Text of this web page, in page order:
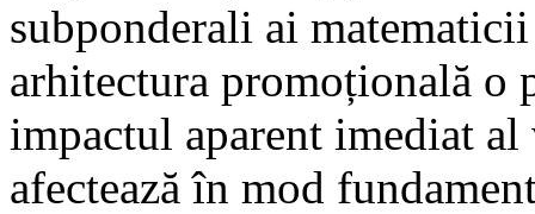
subponderali ai
arhitectura promoțională o
impactul aparent imediat
afectează în mod